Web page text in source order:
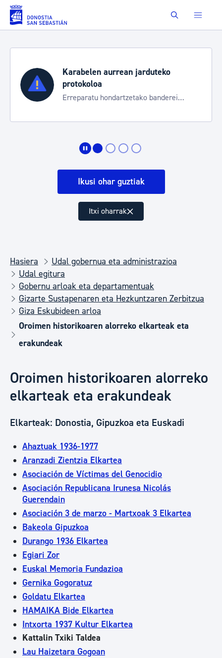
Eduki nagusira joan Buscar
Karabelen aurrean jarduteko
protokoloa
Erreparatu hondartzetako banderei
Ikusi ohar guztiak
Itxi oharrak
Hasiera
Udal gobernua eta administrazioa
Udal egitura
Gobernu arloak eta departamentuak
Gizarte Sustapenaren eta Hezkuntzaren Zerbitzua
Giza Eskubideen arloa
Oroimen historikoaren alorreko elkarteak eta
erakundeak
Oroimen historikoaren alorreko
elkarteak eta erakundeak
Elkarteak: Donostia, Gipuzkoa eta Euskadi
Ahaztuak 1936-1977
Aranzadi Zientzia Elkartea
Asociación de Víctimas del Genocidio
Asociación Republicana Irunesa Nicolás
Guerendain
Asociación 3 de marzo - Martxoak 3 Elkartea
Bakeola Gipuzkoa
Durango 1936 Elkartea
Egiari Zor
Euskal Memoria Fundazioa
Gernika Gogoratuz
Goldatu Elkartea
HAMAIKA Bide Elkartea
Intxorta 1937 Kultur Elkartea
Kattalin Txiki Taldea
Lau Haizetara Gogoan